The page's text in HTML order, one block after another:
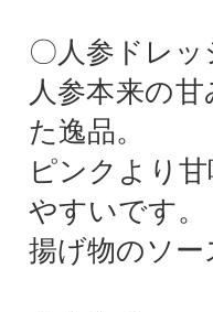
〇人参ドレ
人参本来の
た逸品。
ピンクより
やすいです。
揚げ物のソ